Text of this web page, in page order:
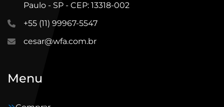
Paulo - SP - CEP: 13318-002
+55 (11) 99967-5547
cesar@wfa.com.br
Menu